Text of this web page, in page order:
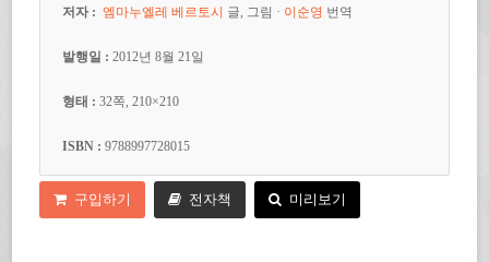
저자 : 엠마누엘레 베르토시 글, 그림 · 이순영 번역
발행일 : 2012년 8월 21일
형태 :32쪽, 210×210
ISBN : 9788997728015
구입하기 전자책 미리보기